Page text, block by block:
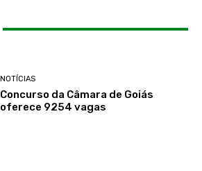
NOTÍCIAS
Concurso da Câmara de Goiás
oferece 9254 vagas